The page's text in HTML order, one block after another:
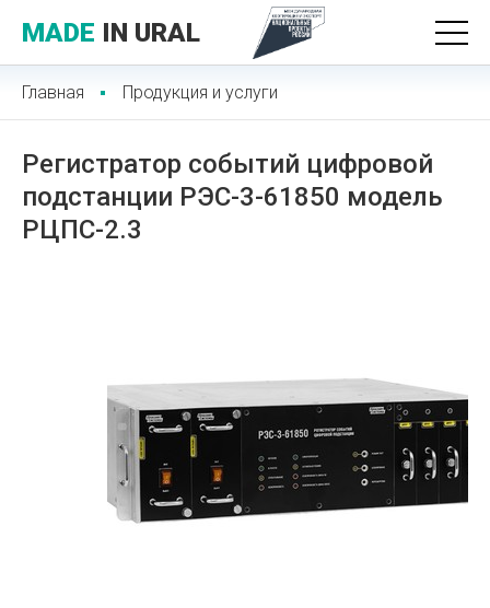
MADE IN URAL
Главная Продукция и услуги
Регистратор событий цифровой
подстанции РЭС-3-61850 модель
РЦПС-2.3